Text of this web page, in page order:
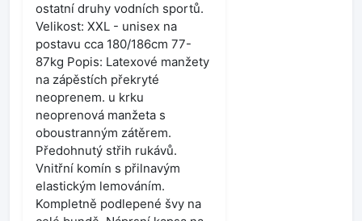
ostatní druhy vodních sportů.
Velikost: XXL - unisex na
postavu cca 180/186cm 77-
87kg Popis: Latexové manžety
na zápěstích překryté
neoprenem. u krku
neoprenová manžeta s
oboustranným zátěrem.
Předohnutý střih rukávů.
Vnitřní komín s přilnavým
elastickým lemováním.
Kompletně podlepené švy na